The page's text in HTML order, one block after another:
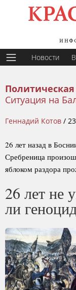
Новости
Ситуация на
Геннадий Котов /
26 лет назад в
Сребреница
яблоком раздора
26 лет не
ли